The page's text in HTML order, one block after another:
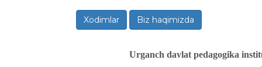
Xodimlar Biz haqimizda
Urganch davlat pedagogika